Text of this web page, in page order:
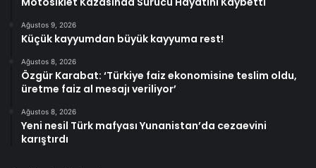
Ağustos 9, 2026
Küçük kayyumdan büyük kayyuma rest!
Ağustos 8, 2026
Özgür Karabat: ‘Türkiye faiz ekonomisine teslim oldu,
üretme faiz al mesajı veriliyor’
Ağustos 8, 2026
Yeni nesil Türk mafyası Yunanistan’da cezaevini
karıştırdı